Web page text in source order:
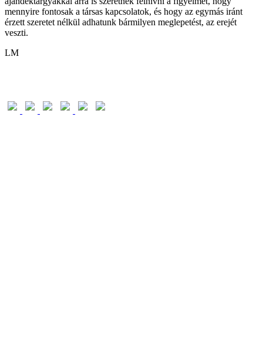
mennyire fontosak a társas kapcsolatok, és hogy az egymás iránt
érzett szeretet nélkül adhatunk bármilyen meglepetést, az erejét
veszti.
LM